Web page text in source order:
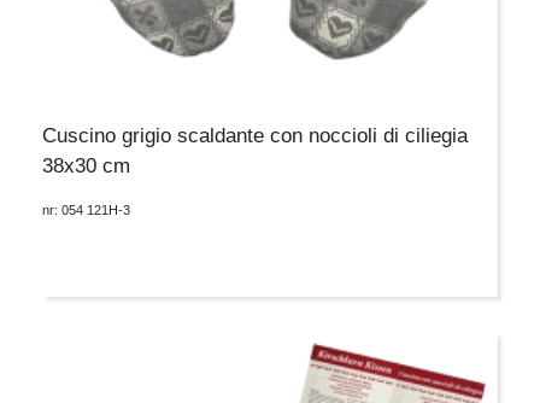
Cuscino grigio scaldante con noccioli di ciliegia
38x30 cm
nr: 054 121H-3